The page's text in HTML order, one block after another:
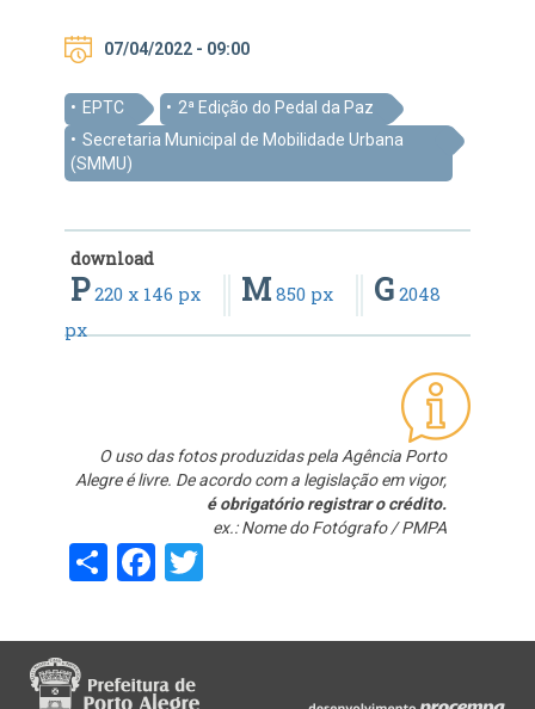
07/04/2022 - 09:00
EPTC
2ª Edição do Pedal da Paz
Secretaria Municipal de Mobilidade Urbana
(SMMU)
download
P220 x 146 px M 850 px G 2048
px
O uso das fotos produzidas pela Agência Porto
Alegre é livre. De acordo com a legislação em vigor,
é obrigatório registrar o crédito.
ex.: Nome do Fotógrafo / PMPA
ShareFacebook